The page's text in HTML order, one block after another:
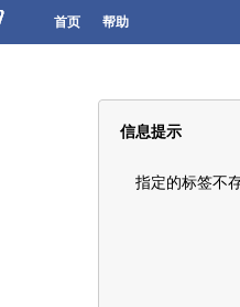
首页 帮助
信息提示
指定的标签不